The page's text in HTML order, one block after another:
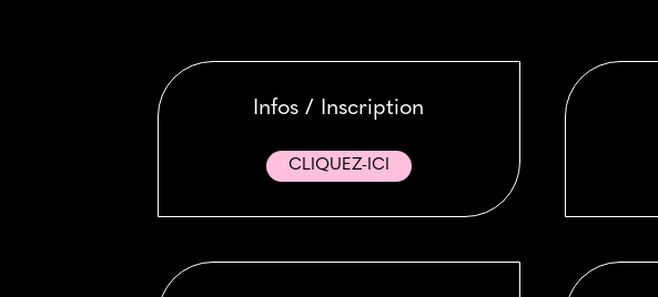
Infos / Inscription
CLIQUEZ-ICI